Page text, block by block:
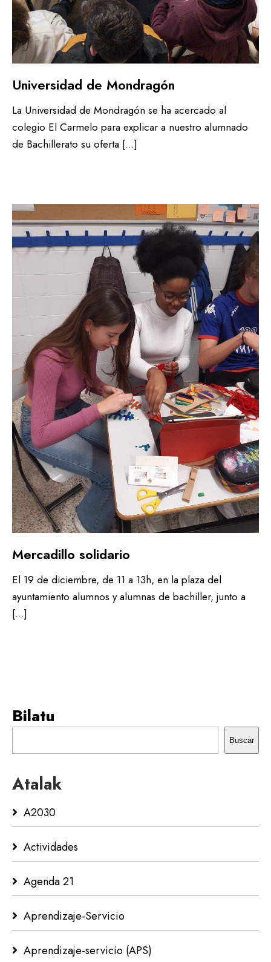
Universidad de Mondragón
La Universidad de Mondragón se ha acercado al
colegio El Carmelo para explicar a nuestro alumnado
de Bachillerato su oferta […]
Mercadillo solidario
El 19 de diciembre, de 11 a 13h, en la plaza del
ayuntamiento alumnos y alumnas de bachiller, junto a
[…]
Bilatu
Buscar
Atalak
A2030
Actividades
Agenda 21
Aprendizaje-Servicio
Aprendizaje-servicio (APS)